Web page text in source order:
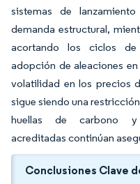
sistemas de
demanda estructural,
acortando los ciclos
adopción de aleaciones
volatilidad en los precios
sigue siendo una
huellas de carbono y
acreditadas continúan
Conclusiones Clave